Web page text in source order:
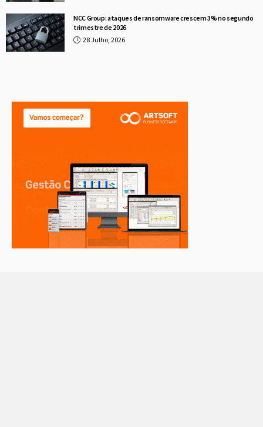
NCC Group: ataques de ransomware crescem 3% no segundo
trimestre de 2026
28 Julho, 2026